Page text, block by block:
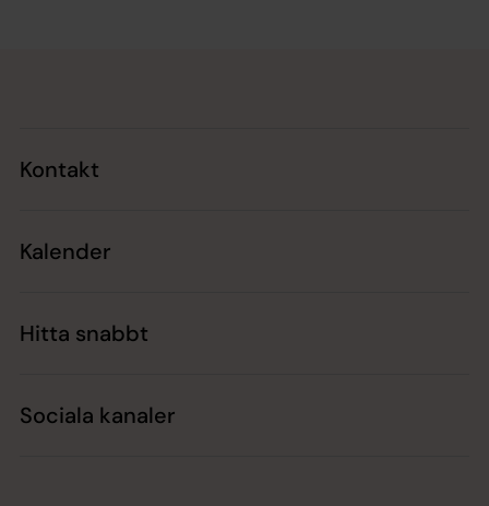
Kontakt
Kalender
Hitta snabbt
Sociala kanaler